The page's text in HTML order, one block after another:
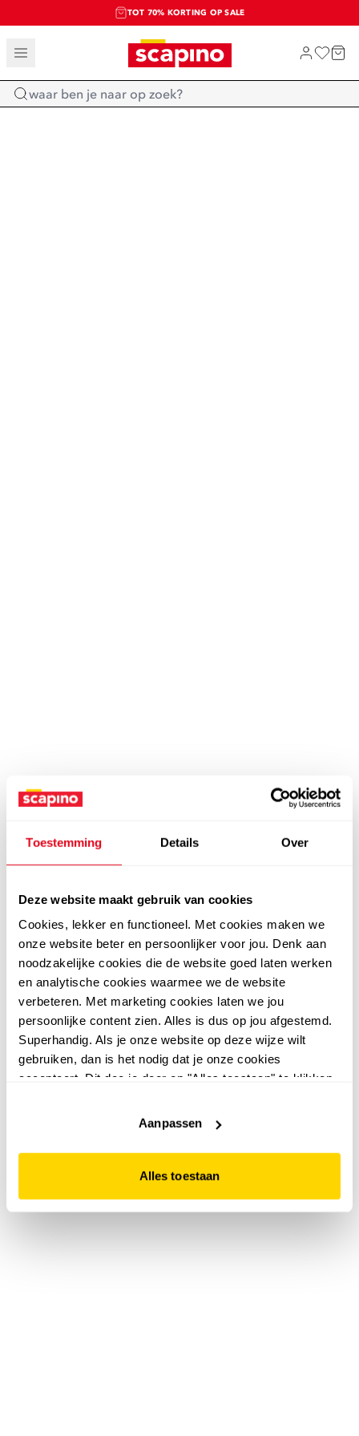
Toestemming Details Over
Deze website maakt gebruik van cookies
Cookies, lekker en functioneel. Met cookies maken we
onze website beter en persoonlijker voor jou. Denk aan
noodzakelijke cookies die de website goed laten werken
en analytische cookies waarmee we de website
verbeteren. Met marketing cookies laten we jou
persoonlijke content zien. Alles is dus op jou afgestemd.
Superhandig. Als je onze website op deze wijze wilt
gebruiken, dan is het nodig dat je onze cookies
accepteert. Dit doe je door op "Alles toestaan" te klikken.
website niet optimaal functioneert.
Aanpassen
Alles toestaan
TOT 70% KORTING OP SALE
SALE: LAATSTE KANS!
SHOP NIEUW
Home